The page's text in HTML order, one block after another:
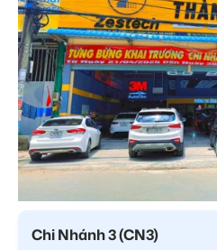
Chi Nhánh 3 (CN3)